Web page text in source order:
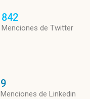
842
Menciones de Twitter
9
Menciones de Linkedin